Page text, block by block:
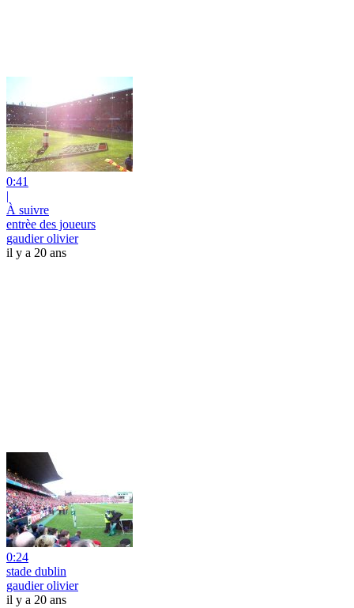
0:41
|
À suivre
entrèe des joueurs
gaudier olivier
il y a 20 ans
0:24
stade dublin
gaudier olivier
il y a 20 ans